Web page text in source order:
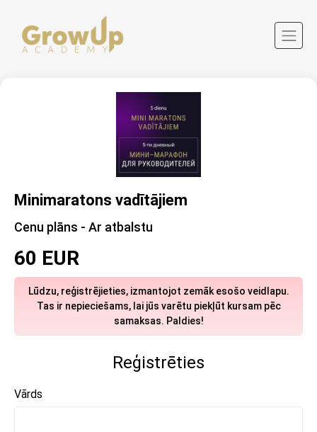
Minimaratons vadītājiem
Cenu plāns - Ar atbalstu
60 EUR
Lūdzu, reģistrējieties, izmantojot zemāk esošo veidlapu.
Tas ir nepieciešams, lai jūs varētu piekļūt kursam pēc
samaksas. Paldies!
Reģistrēties
Vārds